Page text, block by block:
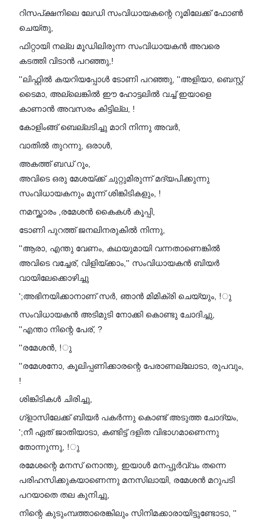
റിസപ്ക്ഷനിലെ ലേഡി സംവിധായകന്റെ റൂമിലേക്ക് ഫോൺ
ചെയ്തു,
ഫിറ്റായി നല്ല മൂഡിലിരുന്ന സംവിധായകൻ അവരെ
കടത്തി വിടാൻ പറഞ്ഞു,!
''ലിഫ്റ്റിൽ കയറിയപ്പോൾ ടോണി പറഞ്ഞു, ''അളിയാ, ബെസ്റ്റ്
ടൈമാ, അല്ലെങ്കിൽ ഈ ഹോട്ടലിൽ വച്ച് ഇയാളെ
കാണാൻ അവസരം കിട്ടില്ല, !
കോളിംങ്ങ് ബെല്ലടിച്ചു മാറി നിന്നു അവർ,
വാതിൽ തുറന്നു, ഒരാൾ,
അകത്ത് ബഡ് റൂം,
അവിടെ ഒരു മേശയ്ക്ക് ചുറ്റുമിരുന്ന് മദ്യപിക്കുന്നു
സംവിധായകനും മൂന്ന് ശിങ്കിടികളും, !
നമസ്ക്കാരം ,രമേശൻ കൈകൾ കൂപ്പി,
ടോണി പുറത്ത് ജനലിനരുകിൽ നിന്നു,
''ആരാ, എന്തു വേണം, കഥയുമായി വന്നതാണെങ്കിൽ
അവിടെ വച്ചേര്, വിളിയ്ക്കാം,'' സംവിധായകൻ ബിയർ
വായിലേക്കൊഴിച്ചു
';അഭിനയിക്കാനാണ് സർ, ഞാൻ മിമിക്രി ചെയ്യും, !ു
സംവിധായകൻ അടിമുടി നോക്കി കൊണ്ടു ചോദിച്ചു,
''എന്താ നിന്റെ പേര്, ?
''രമേശൻ, !ു
''രമേശനോ, കൂലിപ്പണിക്കാരന്റെ പേരാണല്ലോടാ, രുപവും,
!
ശിങ്കിടികൾ ചിരിച്ചു,
ഗ്ളാസിലേക്ക് ബിയർ പകർന്നു കൊണ്ട് അടുത്ത ചോദ്യം,
';നീ ഏത് ജാതിയാടാ, കണ്ടിട്ട് ദളിത വിഭാഗമാണെന്നു
തോന്നുന്നു, !ു
രമേശന്റെ മനസ് നൊന്തു, ഇയാൾ മനപ്പൂർവ്വം തന്നെ
പരിഹസിക്കുകയാണെന്നു മനസിലായി, രമേശൻ മറുപടി
പറയാതെ തല കുനിച്ചു,
നിന്റെ കുടുംമ്പത്താരെങ്കിലും സിനിമക്കാരായിട്ടുണ്ടോടാ, ''